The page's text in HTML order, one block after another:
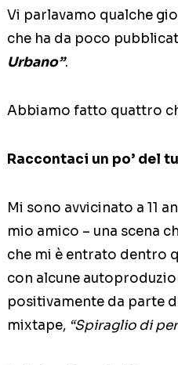
Vi parlavamo qualche
che ha da poco
Urbano”.
Abbiamo fatto quattro
Raccontaci un po’ del
Mi sono avvicinato a 11
mio amico – una scena
che mi è entrato dentro
con alcune
positivamente da parte
mixtape, “Spiraglio di